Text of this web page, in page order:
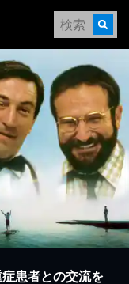
患者との交流を